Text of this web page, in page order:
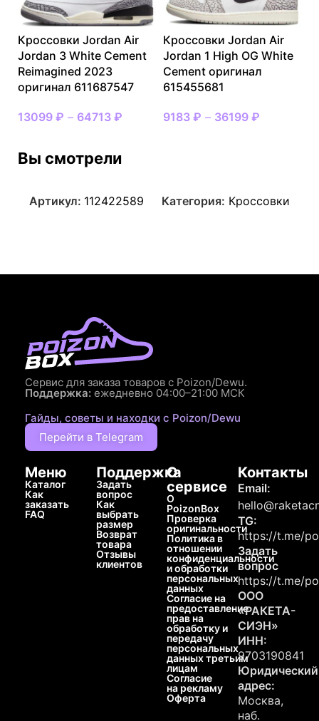
Кроссовки Jordan Air
Jordan 3 White Cement
Reimagined 2023
оригинал 611687547
13099 ₽ – 64713 ₽
Кроссовки Jordan Air
Jordan 1 High OG White
Cement оригинал
615455681
9183 ₽ – 36199 ₽
Вы смотрели
Артикул: 112422589 Категория: Кроссовки
Сервис для заказа товаров с Poizon/Dewu.
Поддержка: ежедневно 04:00–21:00 МСК
Гайды, советы и находки с Poizon/Dewu
Перейти в Telegram
Меню
Каталог
Как
заказать
FAQ
Поддержка
Задать
вопрос
Как
выбрать
размер
Возврат
товара
Отзывы
клиентов
О
сервисе
О
PoizonBox
Проверка
оригинальности
Политика в
отношении
конфиденциальности
и обработки
персональных
данных
Согласие на
предоставление
прав на
обработку и
передачу
персональных
данных третьим
лицам
Согласие
на рекламу
Оферта
Контакты
Email:
TG:
https://t.me/
Задать
вопрос
https://t.me/
ООО
«РАКЕТА-
СИЭН»
ИНН:
9703190841
Юридический
адрес:
Москва,
наб.